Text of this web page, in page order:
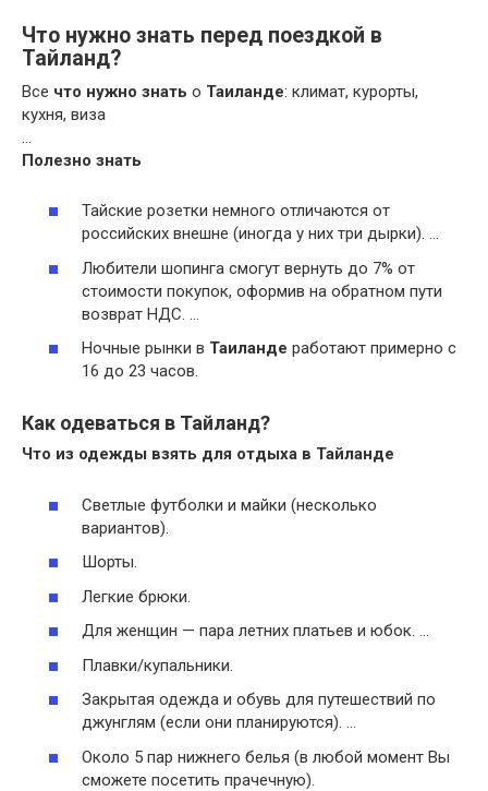
Что нужно знать перед поездкой в
Тайланд?
Все что нужно знать о Таиланде: климат, курорты,
кухня, виза
…
Полезно знать
Тайские розетки немного отличаются от
российских внешне (иногда у них три дырки). …
Любители шопинга смогут вернуть до 7% от
стоимости покупок, оформив на обратном пути
возврат НДС. …
Ночные рынки в Таиланде работают примерно с
16 до 23 часов.
Как одеваться в Тайланд?
Что из одежды взять для отдыха в Тайланде
Светлые футболки и майки (несколько
вариантов).
Шорты.
Легкие брюки.
Для женщин — пара летних платьев и юбок. …
Плавки/купальники.
Закрытая одежда и обувь для путешествий по
джунглям (если они планируются). …
Около 5 пар нижнего белья (в любой момент Вы
сможете посетить прачечную).